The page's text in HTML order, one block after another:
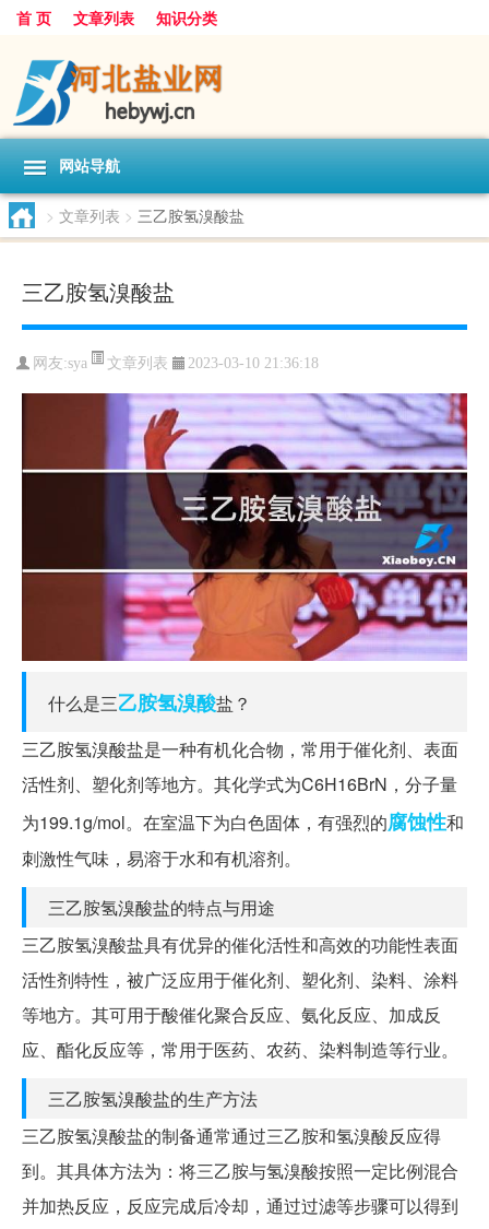
首 页 文章列表 知识分类
网站导航
> 文章列表 > 三乙胺氢溴酸盐
三乙胺氢溴酸盐
网友:sya 文章列表 2023-03-10 21:36:18
什么是三乙胺氢溴酸盐？
三乙胺氢溴酸盐是一种有机化合物，常用于催化剂、表面
活性剂、塑化剂等地方。其化学式为C6H16BrN，分子量
为199.1g/mol。在室温下为白色固体，有强烈的腐蚀性和
刺激性气味，易溶于水和有机溶剂。
三乙胺氢溴酸盐的特点与用途
三乙胺氢溴酸盐具有优异的催化活性和高效的功能性表面
活性剂特性，被广泛应用于催化剂、塑化剂、染料、涂料
等地方。其可用于酸催化聚合反应、氨化反应、加成反
应、酯化反应等，常用于医药、农药、染料制造等行业。
三乙胺氢溴酸盐的生产方法
三乙胺氢溴酸盐的制备通常通过三乙胺和氢溴酸反应得
到。其具体方法为：将三乙胺与氢溴酸按照一定比例混合
并加热反应，反应完成后冷却，通过过滤等步骤可以得到